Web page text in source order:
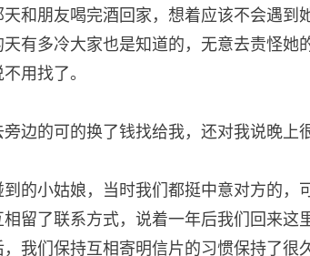
和朋友喝完酒回家，想着应该不会遇到
天有多冷大家也是知道的，无意去责怪她
用找了。
边的可的换了钱找给我，还对我说晚上
的小姑娘，当时我们都挺中意对方的，
相留了联系方式，说着一年后我们回来这
我们保持互相寄明信片的习惯保持了很